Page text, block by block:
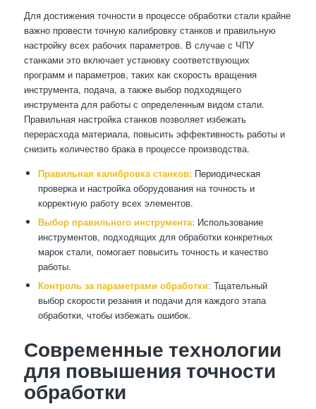
Для достижения точности в процессе обработки стали крайне
важно провести точную калибровку станков и правильную
настройку всех рабочих параметров. В случае с ЧПУ
станками это включает установку соответствующих
программ и параметров, таких как скорость вращения
инструмента, подача, а также выбор подходящего
инструмента для работы с определенным видом стали.
Правильная настройка станков позволяет избежать
перерасхода материала, повысить эффективность работы и
снизить количество брака в процессе производства.
Правильная калибровка станков:Периодическая
проверка и настройка оборудования на точность и
корректную работу всех элементов.
Выбор правильного инструмента:Использование
инструментов, подходящих для обработки конкретных
марок стали, помогает повысить точность и качество
работы.
Контроль за параметрами обработки:Тщательный
выбор скорости резания и подачи для каждого этапа
обработки, чтобы избежать ошибок.
Современные технологии
для повышения точности
обработки